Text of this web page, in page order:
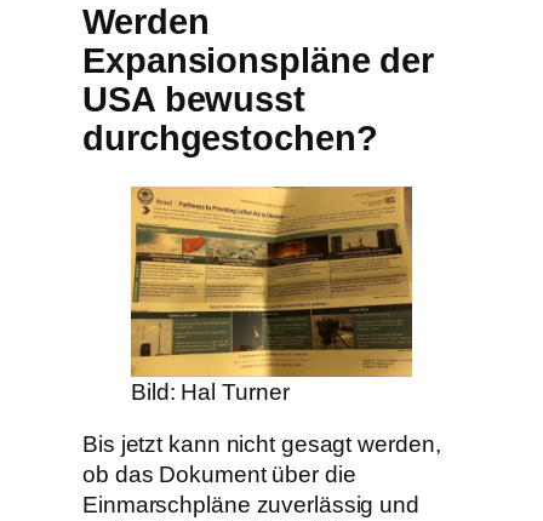
Werden
Expansionspläne der
USA bewusst
durchgestochen?
Bild: Hal Turner
Bis jetzt kann nicht gesagt werden,
ob das Dokument über die
Einmarschpläne zuverlässig und